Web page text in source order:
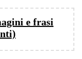
e frasi